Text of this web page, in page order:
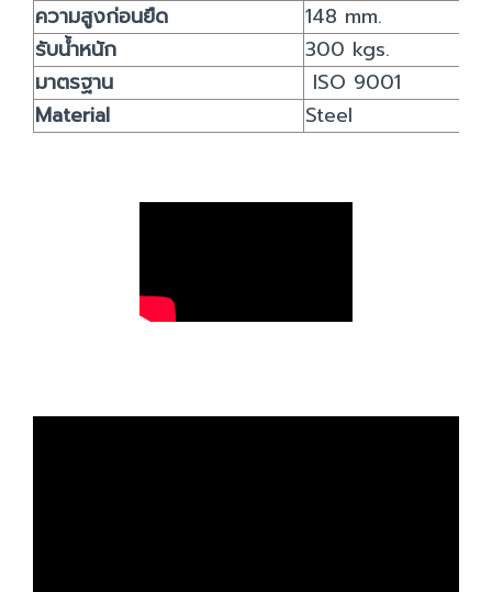
ความสูงก่อนยืด
148 mm.
รับน้ำหนัก
300 kgs.
มาตรฐาน
ISO 9001
Material
Steel